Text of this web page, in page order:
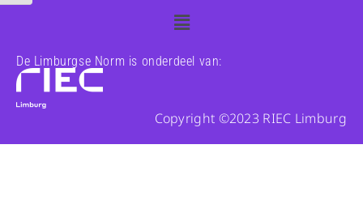
De Limburgse Norm is onderdeel van:
Copyright ©2023 RIEC Limburg